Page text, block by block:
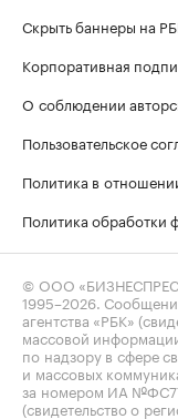
Скрыть баннеры на
Корпоративная
О соблюдении
Пользовательское
Политика в
Политика обработки
© ООО
1995–2026 .
агентства «РБК»
массовой
по надзору в сфере
и массовых
за номером ИА
(свидетельство о